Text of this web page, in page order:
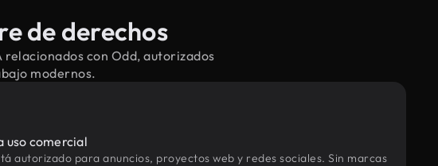
de derechos
con Odd, autorizados
modernos.
uso comercial
autorizado para anuncios, proyectos web y redes sociales. Sin marcas